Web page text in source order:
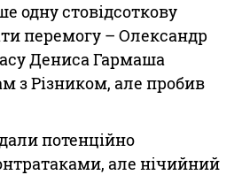
одну стовідсоткову
перемогу – Олександр
Дениса Гармаша
з Різником, але пробив
потенційно
але нічийний